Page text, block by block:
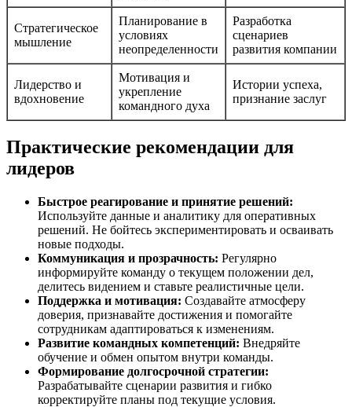
Стратегическое
мышление
Планирование в
условиях
неопределенности
Разработка
сценариев
развития компании
Лидерство и
вдохновение
Мотивация и
укрепление
командного духа
Истории успеха,
признание заслуг
Практические рекомендации для
лидеров
Быстрое реагирование и принятие решений:
Используйте данные и аналитику для оперативных
решений. Не бойтесь экспериментировать и осваивать
новые подходы.
Коммуникация и прозрачность: Регулярно
информируйте команду о текущем положении дел,
делитесь видением и ставьте реалистичные цели.
Поддержка и мотивация: Создавайте атмосферу
доверия, признавайте достижения и помогайте
сотрудникам адаптироваться к изменениям.
Развитие командных компетенций: Внедряйте
обучение и обмен опытом внутри команды.
Формирование долгосрочной стратегии:
Разрабатывайте сценарии развития и гибко
корректируйте планы под текущие условия.